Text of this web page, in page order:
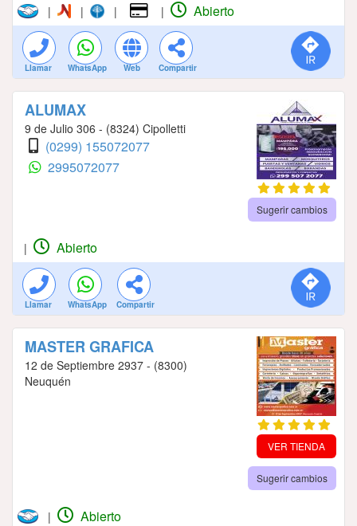
| | | | Abierto
Llamar WhatsApp Web Compartir
ALUMAX
9 de Julio 306 - (8324) Cipolletti
(0299) 155072077
2995072077
Sugerir cambios
| Abierto
Llamar WhatsApp Compartir
MASTER GRAFICA
12 de Septiembre 2937 - (8300)
Neuquén
VER TIENDA
Sugerir cambios
| Abierto